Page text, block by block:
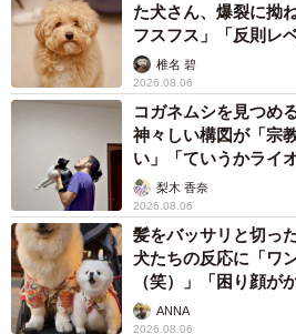
た犬さん、爆裂に拗
フスフス」「反則レベ
椎名 碧
2026.08.06
コガネムシを見つめ
神々しい構図が「宗
い」「ていうかライ
梨木 香奈
2026.08.06
髪をバッサリと切っ
犬たちの反応に「ワ
（笑）」「困り顔が
ANNA
2026.08.06